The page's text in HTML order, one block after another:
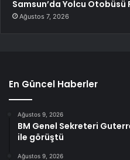
Samsun’da Yolcu Otobüsü
Ağustos 7, 2026
En Güncel Haberler
Ağustos 9, 2026
BM Genel Sekreteri
ile görüştü
Ağustos 9, 2026